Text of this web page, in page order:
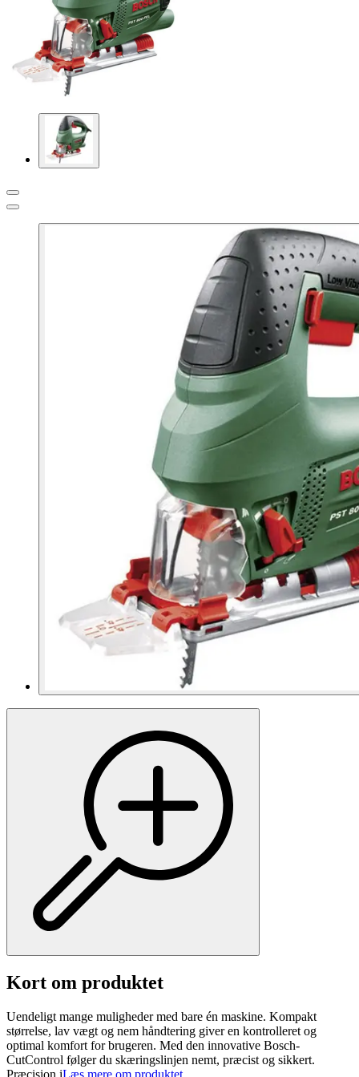
Kort om produktet
Uendeligt mange muligheder med bare én maskine. Kompakt
størrelse, lav vægt og nem håndtering giver en kontrolleret og
optimal komfort for brugeren. Med den innovative Bosch-
CutControl følger du skæringslinjen nemt, præcist og sikkert.